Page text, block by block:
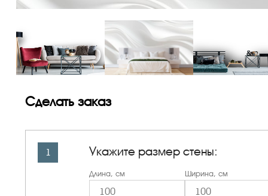
Сделать заказ
1 Укажите размер стены:
Длина, см Ширина, см